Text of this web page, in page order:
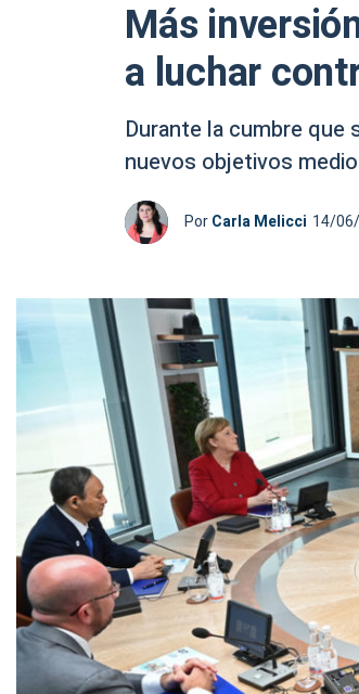
Más
a luchar
Durante la cumbre que
nuevos objetivos
PorCarla Melicci 14/